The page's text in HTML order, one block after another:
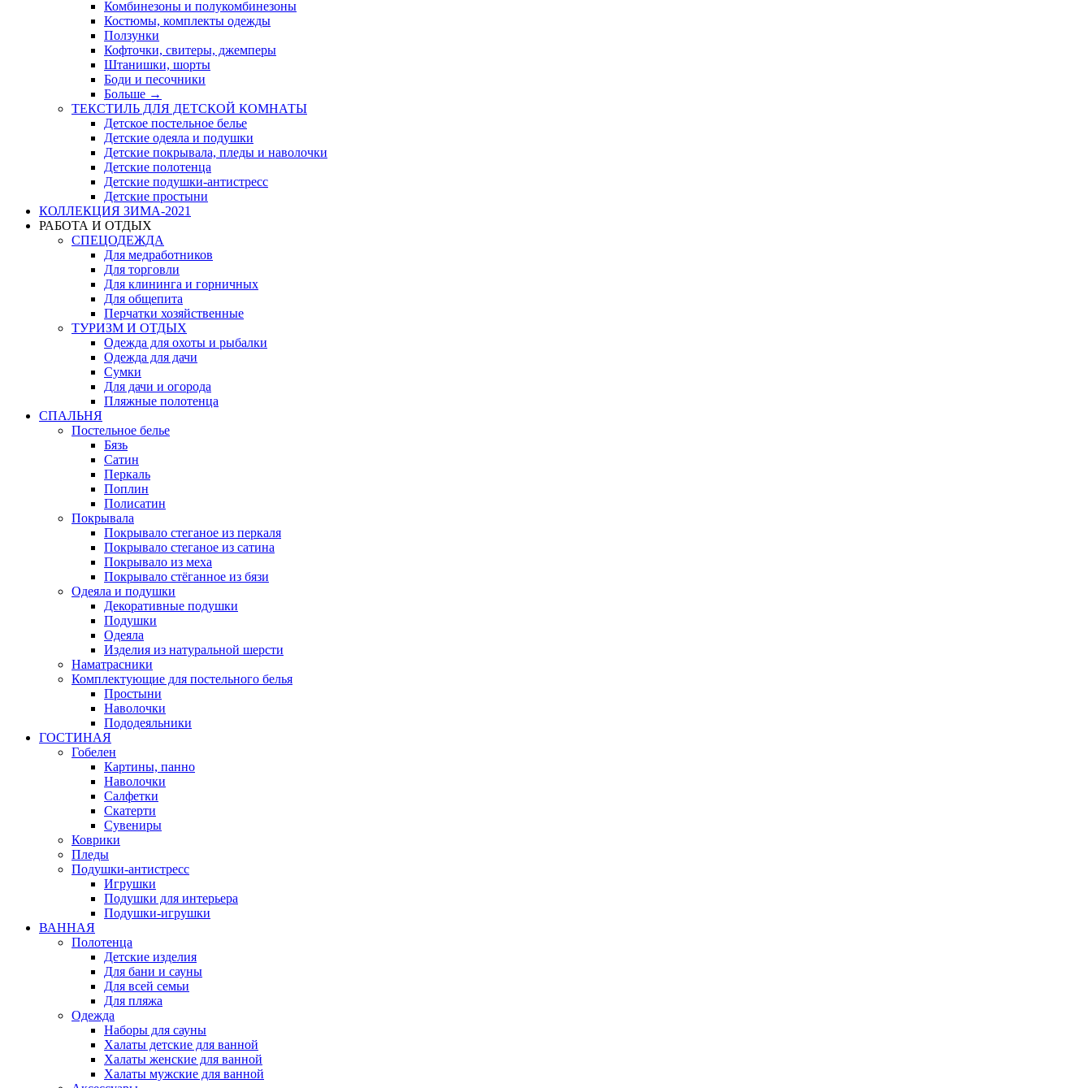
Комбинезоны и полукомбинезоны
Костюмы, комплекты одежды
Ползунки
Кофточки, свитеры, джемперы
Штанишки, шорты
Боди и песочники
Больше →
ТЕКСТИЛЬ ДЛЯ ДЕТСКОЙ КОМНАТЫ
Детское постельное белье
Детские одеяла и подушки
Детские покрывала, пледы и наволочки
Детские полотенца
Детские подушки-антистресс
Детские простыни
КОЛЛЕКЦИЯ ЗИМА-2021
РАБОТА И ОТДЫХ
СПЕЦОДЕЖДА
Для медработников
Для торговли
Для клининга и горничных
Для общепита
Перчатки хозяйственные
ТУРИЗМ И ОТДЫХ
Одежда для охоты и рыбалки
Одежда для дачи
Сумки
Для дачи и огорода
Пляжные полотенца
СПАЛЬНЯ
Постельное белье
Бязь
Сатин
Перкаль
Поплин
Полисатин
Покрывала
Покрывало стеганое из перкаля
Покрывало стеганое из сатина
Покрывало из меха
Покрывало стёганное из бязи
Одеяла и подушки
Декоративные подушки
Подушки
Одеяла
Изделия из натуральной шерсти
Наматраcники
Комплектующие для постельного белья
Простыни
Наволочки
Пододеяльники
ГОСТИНАЯ
Гобелен
Картины, панно
Наволочки
Салфетки
Скатерти
Сувениры
Коврики
Пледы
Подушки-антистресс
Игрушки
Подушки для интерьера
Подушки-игрушки
ВАННАЯ
Полотенца
Детские изделия
Для бани и сауны
Для всей семьи
Для пляжа
Одежда
Наборы для сауны
Халаты детские для ванной
Халаты женские для ванной
Халаты мужские для ванной